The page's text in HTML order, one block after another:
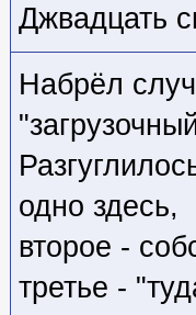
Джвадцать
Набрёл
одно здесь,
второе -
третье -